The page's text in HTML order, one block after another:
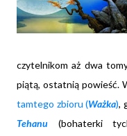
czytelnikom aż dwa
piątą, ostatnią powieść.
tamtego zbioru (Ważka),
Tehanu (bohaterki